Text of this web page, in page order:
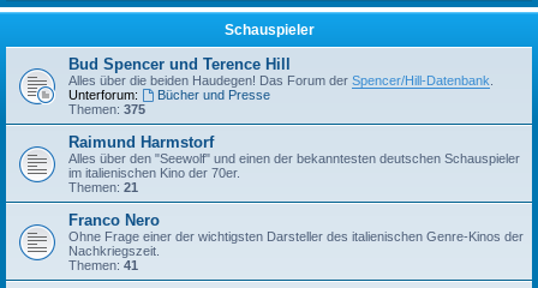
Schauspieler
Bud Spencer und Terence Hill
Alles über die beiden Haudegen! Das Forum der Spencer/Hill-Datenbank
Unterforum:
Bücher und Presse
Themen: 375
Raimund Harmstorf
Alles über den "Seewolf" und einen der bekanntesten deutschen Schauspieler
im italienischen Kino der 70er.
Themen: 21
Franco Nero
Ohne Frage einer der wichtigsten Darsteller des italienischen Genre-Kinos der
Nachkriegszeit.
Themen: 41